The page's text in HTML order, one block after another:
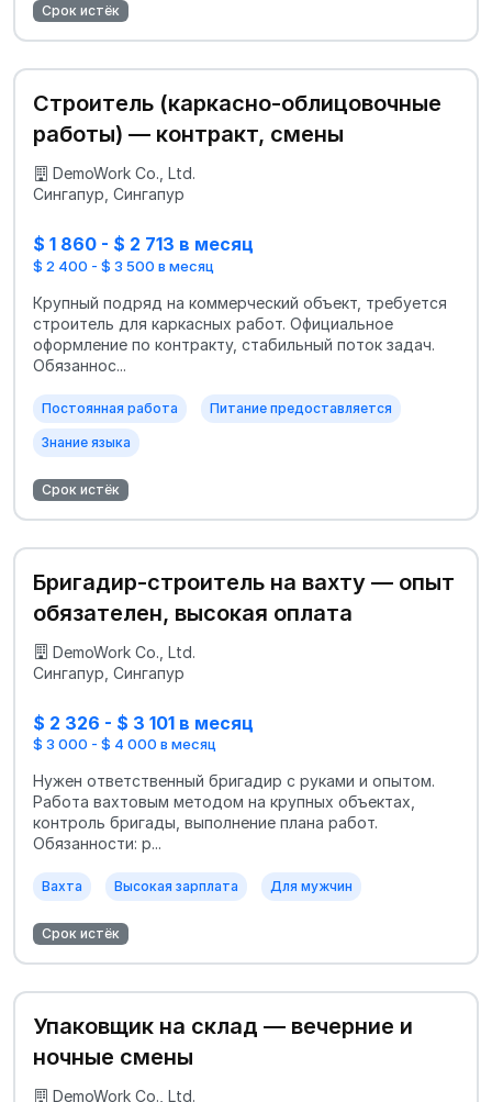
Срок истёк
Строитель (каркасно-облицовочные
работы) — контракт, смены
DemoWork Co., Ltd.
Сингапур, Сингапур
$ 1 860 - $ 2 713 в месяц
$ 2 400 - $ 3 500 в месяц
Крупный подряд на коммерческий объект, требуется
строитель для каркасных работ. Официальное
оформление по контракту, стабильный поток задач.
Обязаннос...
Постоянная работа Питание предоставляется
Знание языка
Срок истёк
Бригадир-строитель на вахту — опыт
обязателен, высокая оплата
DemoWork Co., Ltd.
Сингапур, Сингапур
$ 2 326 - $ 3 101 в месяц
$ 3 000 - $ 4 000 в месяц
Нужен ответственный бригадир с руками и опытом.
Работа вахтовым методом на крупных объектах,
контроль бригады, выполнение плана работ.
Обязанности: р...
Вахта Высокая зарплата Для мужчин
Срок истёк
Упаковщик на склад — вечерние и
ночные смены
DemoWork Co., Ltd.